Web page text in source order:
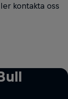
kontakta oss